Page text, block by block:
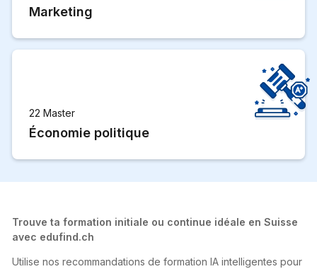
Marketing
22 Master
Économie politique
Trouve ta formation initiale ou continue idéale en Suisse
avec edufind.ch
Utilise nos recommandations de formation IA intelligentes pour